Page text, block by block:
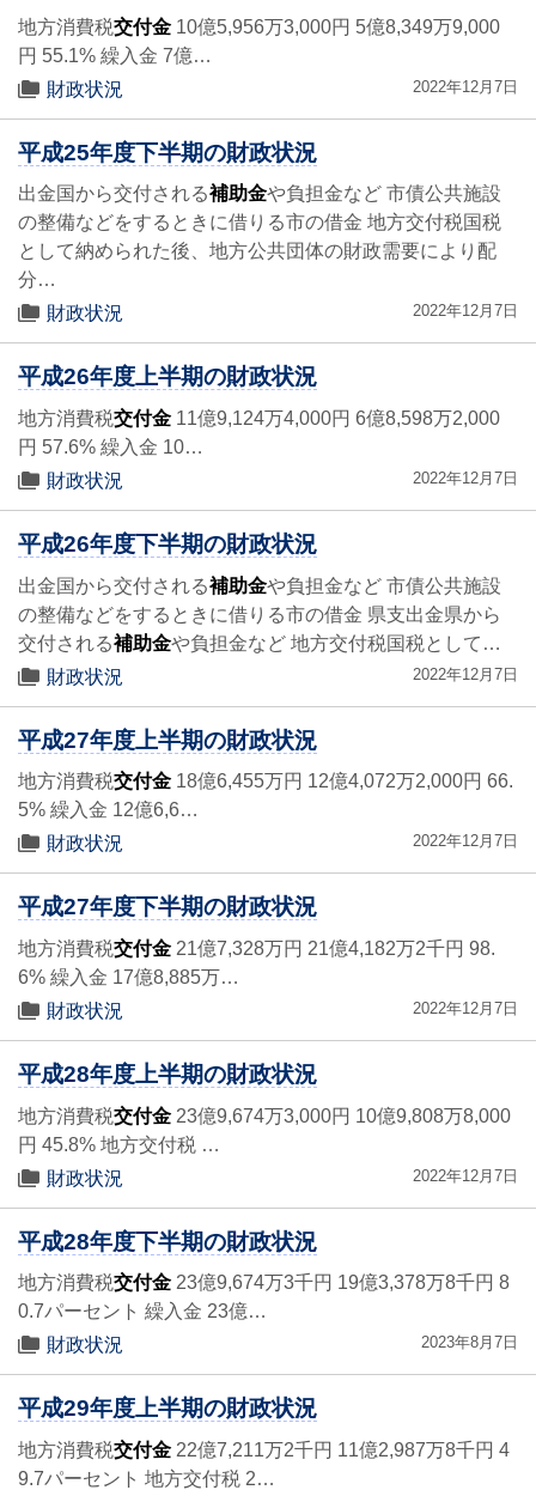
地方消費税交付金 10億5,956万3,000円 5億8,349万9,000
円 55.1% 繰入金 7億…
財政状況
2022年12月7日
平成25年度下半期の財政状況
出金国から交付される補助金や負担金など 市債公共施設
の整備などをするときに借りる市の借金 地方交付税国税
として納められた後、地方公共団体の財政需要により配
分…
財政状況
2022年12月7日
平成26年度上半期の財政状況
地方消費税交付金 11億9,124万4,000円 6億8,598万2,000
円 57.6% 繰入金 10…
財政状況
2022年12月7日
平成26年度下半期の財政状況
出金国から交付される補助金や負担金など 市債公共施設
の整備などをするときに借りる市の借金 県支出金県から
交付される補助金や負担金など 地方交付税国税として…
財政状況
2022年12月7日
平成27年度上半期の財政状況
地方消費税交付金 18億6,455万円 12億4,072万2,000円 66.
5% 繰入金 12億6,6…
財政状況
2022年12月7日
平成27年度下半期の財政状況
地方消費税交付金 21億7,328万円 21億4,182万2千円 98.
6% 繰入金 17億8,885万…
財政状況
2022年12月7日
平成28年度上半期の財政状況
地方消費税交付金 23億9,674万3,000円 10億9,808万8,000
円 45.8% 地方交付税 …
財政状況
2022年12月7日
平成28年度下半期の財政状況
地方消費税交付金 23億9,674万3千円 19億3,378万8千円 8
0.7パーセント 繰入金 23億…
財政状況
2023年8月7日
平成29年度上半期の財政状況
地方消費税交付金 22億7,211万2千円 11億2,987万8千円 4
9.7パーセント 地方交付税 2…